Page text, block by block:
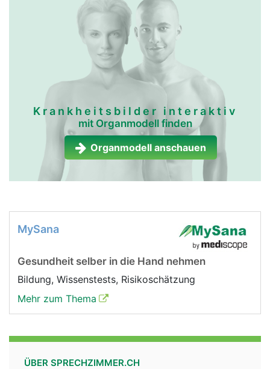
Krankheitsbilder interaktiv
mit Organmodell finden
Organmodell anschauen
MySana
Gesundheit selber in die Hand nehmen
Bildung, Wissenstests, Risikoschätzung
Mehr zum Thema
ÜBER SPRECHZIMMER.CH